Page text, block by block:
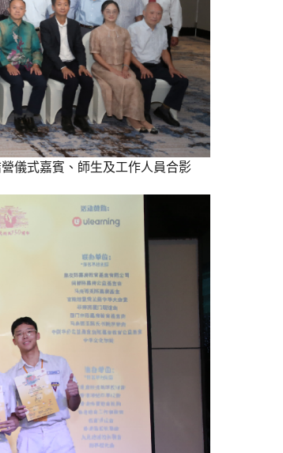
儀式嘉賓、師生及工作人員合影